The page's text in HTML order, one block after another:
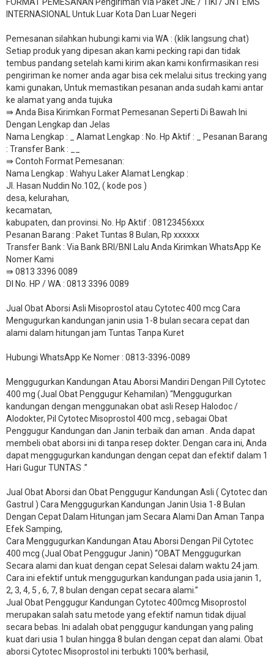
INTERNASIONAL Untuk Luar Kota Dan Luar Negeri
Pemesanan silahkan hubungi kami via WA : (klik langsung chat)
Setiap produk yang dipesan akan kami pecking rapi dan tidak
tembus pandang setelah kami kirim akan kami konfirmasikan resi
pengiriman ke nomer anda agar bisa cek melalui situs trecking yang
kami gunakan, Untuk memastikan pesanan anda sudah kami antar
ke alamat yang anda tujuka
⇛ Anda Bisa Kirimkan Format Pemesanan Seperti Di Bawah Ini
Dengan Lengkap dan Jelas
Nama Lengkap : _ Alamat Lengkap : No. Hp Aktif : _ Pesanan Barang
: Transfer Bank : __
​⇛ Contoh Format Pemesanan:
Nama Lengkap : Wahyu Laker Alamat Lengkap :
Jl. Hasan Nuddin No.102, ( kode pos )
desa, kelurahan,
kecamatan,
kabupaten, dan provinsi. No. Hp Aktif : 08123456xxx
Pesanan Barang : Paket Tuntas 8 Bulan, Rp xxxxxx
​Transfer Bank : Via Bank BRI/BNI Lalu Anda Kirimkan WhatsApp Ke
Nomer Kami
⇛ 0813 3396 0089
DI No. HP / WA : 0813 3396 0089
Jual Obat Aborsi Asli Misoprostol atau Cytotec 400 mcg Cara
Mengugurkan kandungan janin usia 1-8 bulan secara cepat dan
alami dalam hitungan jam Tuntas Tanpa Kuret
Hubungi WhatsApp Ke Nomer : 0813-3396-0089​
Menggugurkan Kandungan Atau Aborsi Mandiri Dengan Pill Cytotec
400 mg (Jual Obat Penggugur Kehamilan) “Menggugurkan
kandungan dengan menggunakan obat asli Resep Halodoc /
Alodokter, Pil Cytotec Misoprostol 400 mcg , sebagai Obat
Penggugur Kandungan dan Janin terbaik dan aman . Anda dapat
membeli obat aborsi ini di tanpa resep dokter. Dengan cara ini, Anda
dapat menggugurkan kandungan dengan cepat dan efektif dalam 1
Hari Gugur TUNTAS .”
Jual Obat Aborsi dan Obat Penggugur Kandungan Asli ( Cytotec dan
Gastrul ) Cara Menggugurkan Kandungan Janin Usia 1-8 Bulan
Dengan Cepat Dalam Hitungan jam Secara Alami Dan Aman Tanpa
Efek Samping,
Cara Menggugurkan Kandungan Atau Aborsi Dengan Pil Cytotec
400 mcg (Jual Obat Penggugur Janin) “OBAT Menggugurkan
Secara alami dan kuat dengan cepat Selesai dalam waktu 24 jam.
Cara ini efektif untuk menggugurkan kandungan pada usia janin 1,
2, 3, 4, 5 , 6, 7, 8 bulan dengan cepat secara alami.”
Jual Obat Penggugur Kandungan Cytotec 400mcg Misoprostol
merupakan salah satu metode yang efektif namun tidak dijual
secara bebas. Ini adalah obat penggugur kandungan yang paling
kuat dari usia 1 bulan hingga 8 bulan dengan cepat dan alami. Obat
aborsi Cytotec Misoprostol ini terbukti 100% berhasil,